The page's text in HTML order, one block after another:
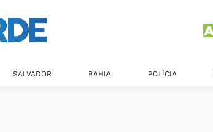
SALVADOR BAHIA POLÍCIA